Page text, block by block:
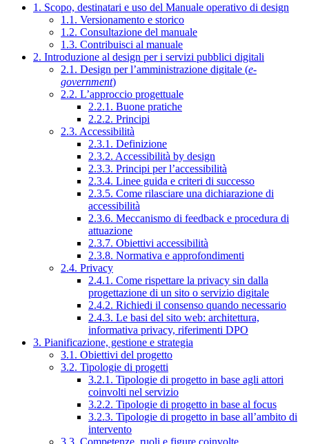
1. Scopo, destinatari e uso del Manuale operativo di design
1.1. Versionamento e storico
1.2. Consultazione del manuale
1.3. Contribuisci al manuale
2. Introduzione al design per i servizi pubblici digitali
2.1. Design per l’amministrazione digitale (e-
government)
2.2. L’approccio progettuale
2.2.1. Buone pratiche
2.2.2. Principi
2.3. Accessibilità
2.3.1. Definizione
2.3.2. Accessibilità by design
2.3.3. Principi per l’accessibilità
2.3.4. Linee guida e criteri di successo
2.3.5. Come rilasciare una dichiarazione di
accessibilità
2.3.6. Meccanismo di feedback e procedura di
attuazione
2.3.7. Obiettivi accessibilità
2.3.8. Normativa e approfondimenti
2.4. Privacy
2.4.1. Come rispettare la privacy sin dalla
progettazione di un sito o servizio digitale
2.4.2. Richiedi il consenso quando necessario
2.4.3. Le basi del sito web: architettura,
informativa privacy, riferimenti DPO
3. Pianificazione, gestione e strategia
3.1. Obiettivi del progetto
3.2. Tipologie di progetti
3.2.1. Tipologie di progetto in base agli attori
coinvolti nel servizio
3.2.2. Tipologie di progetto in base al focus
3.2.3. Tipologie di progetto in base all’ambito di
intervento
3.3. Competenze, ruoli e figure coinvolte